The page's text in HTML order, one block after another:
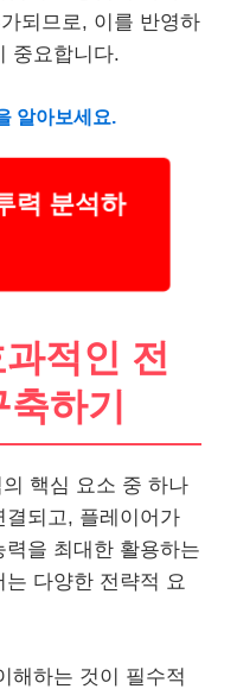
되므로, 이를 반영하
중요합니다.
알아보세요.
력 분석하
적인 전
하기
핵심 요소 중 하나
되고, 플레이어가
을 최대한 활용하는
다양한 전략적 요
해하는 것이 필수적